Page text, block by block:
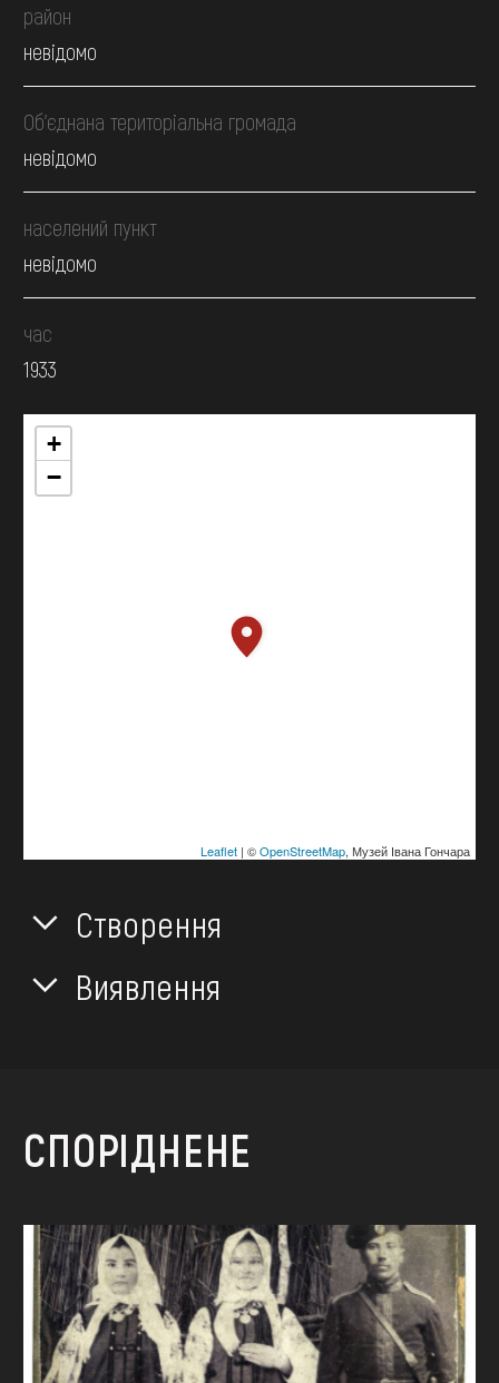
район
невідомо
Об’єднана територіальна громада
невідомо
населений пункт
невідомо
час
1933
+
−
Leaflet| ©OpenStreetMap, Музей Івана Гончара
Створення
Виявлення
СПОРІДНЕНЕ